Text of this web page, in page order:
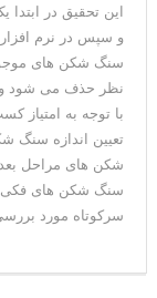
این تحقیق در
و سپس در نرم
سنگ شکن های
نظر حذف می شود و
با توجه به
تعیین اندازه سنگ
شکن های مراحل
سنگ شکن های فکی،
سرکوتاه مورد